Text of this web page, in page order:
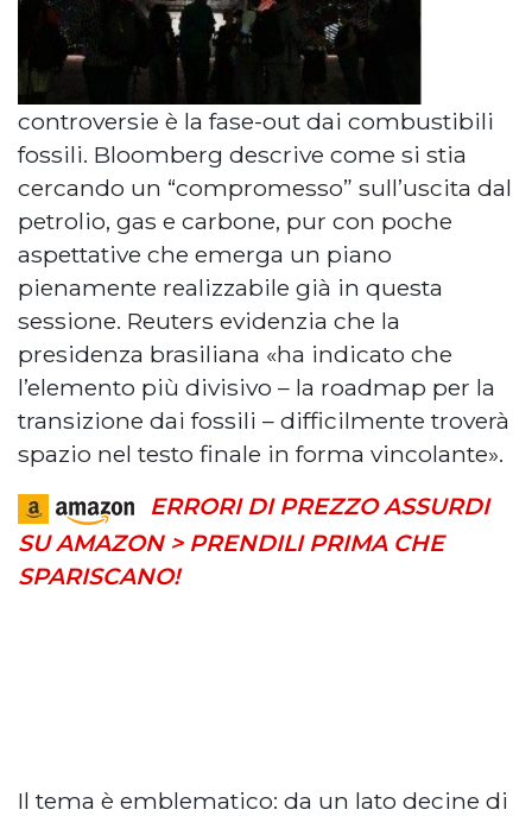
controversie è la fase-out dai combustibili
fossili. Bloomberg descrive come si stia
cercando un “compromesso” sull’uscita dal
petrolio, gas e carbone, pur con poche
aspettative che emerga un piano
pienamente realizzabile già in questa
sessione. Reuters evidenzia che la
presidenza brasiliana «ha indicato che
l’elemento più divisivo – la roadmap per la
transizione dai fossili – difficilmente troverà
spazio nel testo finale in forma vincolante».
ERRORI DI PREZZO ASSURDI
SU AMAZON > PRENDILI PRIMA CHE
SPARISCANO!
Il tema è emblematico: da un lato decine di